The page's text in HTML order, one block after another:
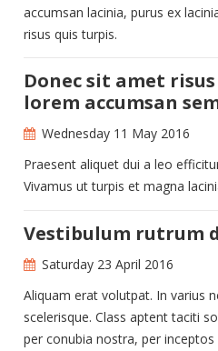
accumsan lacinia, purus ex
risus quis turpis.
Donec sit amet
lorem accumsan
Wednesday 11 May 2016
Praesent aliquet dui a leo
Vivamus ut turpis et magna
Vestibulum rutrum
Saturday 23 April 2016
Aliquam erat volutpat. In varius
scelerisque. Class aptent taciti
per conubia nostra, per